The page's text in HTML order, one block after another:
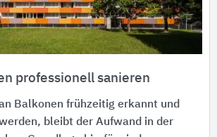
professionell sanieren
Balkonen frühzeitig erkannt und
bleibt der Aufwand in der